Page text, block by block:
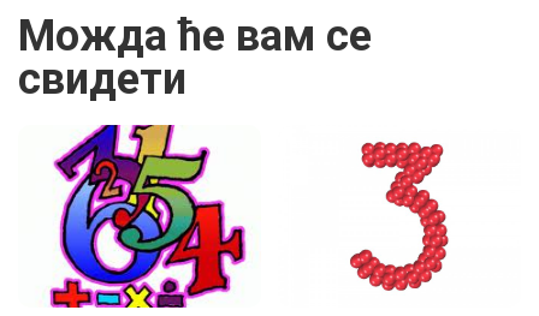
Можда ће вам се
свидети